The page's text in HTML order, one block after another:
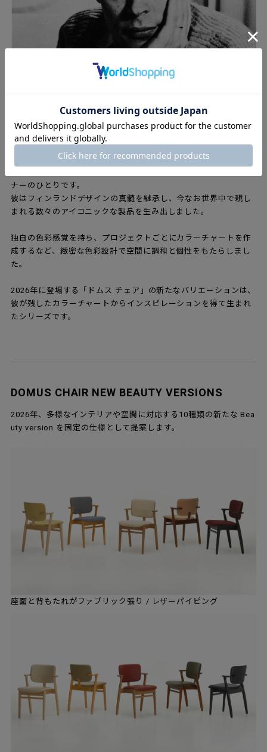
イルマリ・タピオヴァーラ（1914 – 1999）は、フィンランドを
ナーのひとりです。
彼はフィンランドデザインの真髄を継承し、今なお世界中で親し
まれる数々のアイコニックな製品を生み出しました。
独自の色彩感覚を持ち、プロジェクトごとにカラーチャートを作
成するなど、緻密な色彩設計で空間に調和と個性をもたらしまし
た。
2026年に登場する「ドムス チェア」の新たなバリエーションは、
彼が残したカラーチャートからインスピレーションを得て生まれ
たシリーズです。
DOMUS CHAIR NEW BEAUTY VERSIONS
2026年、多様なインテリアや空間に対応する10種類の新たな Bea
uty version を固定の仕様として提案します。
座面と背もたれがファブリック張り / レザーパイピング